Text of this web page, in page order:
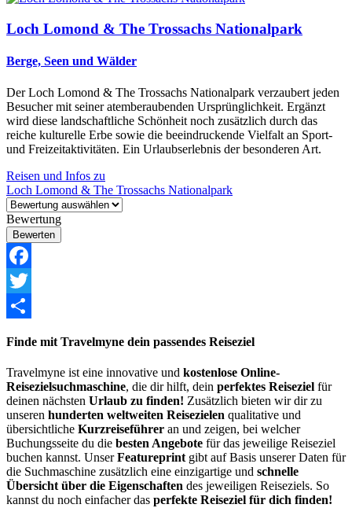
Loch Lomond & The Trossachs Nationalpark
Berge, Seen und Wälder
Der Loch Lomond & The Trossachs Nationalpark verzaubert jeden
Besucher mit seiner atemberaubenden Ursprünglichkeit. Ergänzt
wird diese landschaftliche Schönheit noch zusätzlich durch das
reiche kulturelle Erbe sowie die beeindruckende Vielfalt an Sport-
und Freizeitaktivitäten. Ein Urlaubserlebnis der besonderen Art.
Reisen und Infos zu
Loch Lomond & The Trossachs Nationalpark
Bewertung
Facebook
Twitter
Finde mit Travelmyne dein passendes Reiseziel
Travelmyne ist eine innovative und kostenlose Online-
Reisezielsuchmaschine, die dir hilft, dein perfektes Reiseziel für
deinen nächsten Urlaub zu finden! Zusätzlich bieten wir dir zu
unseren hunderten weltweiten Reisezielen qualitative und
übersichtliche Kurzreiseführer an und zeigen, bei welcher
Buchungsseite du die besten Angebote für das jeweilige Reiseziel
buchen kannst. UnserFeatureprint gibt auf Basis unserer Daten für
die Suchmaschine zusätzlich eine einzigartige und schnelle
Übersicht über die Eigenschaften des jeweiligen Reiseziels. So
kannst du noch einfacher das perfekte Reiseziel für dich finden!